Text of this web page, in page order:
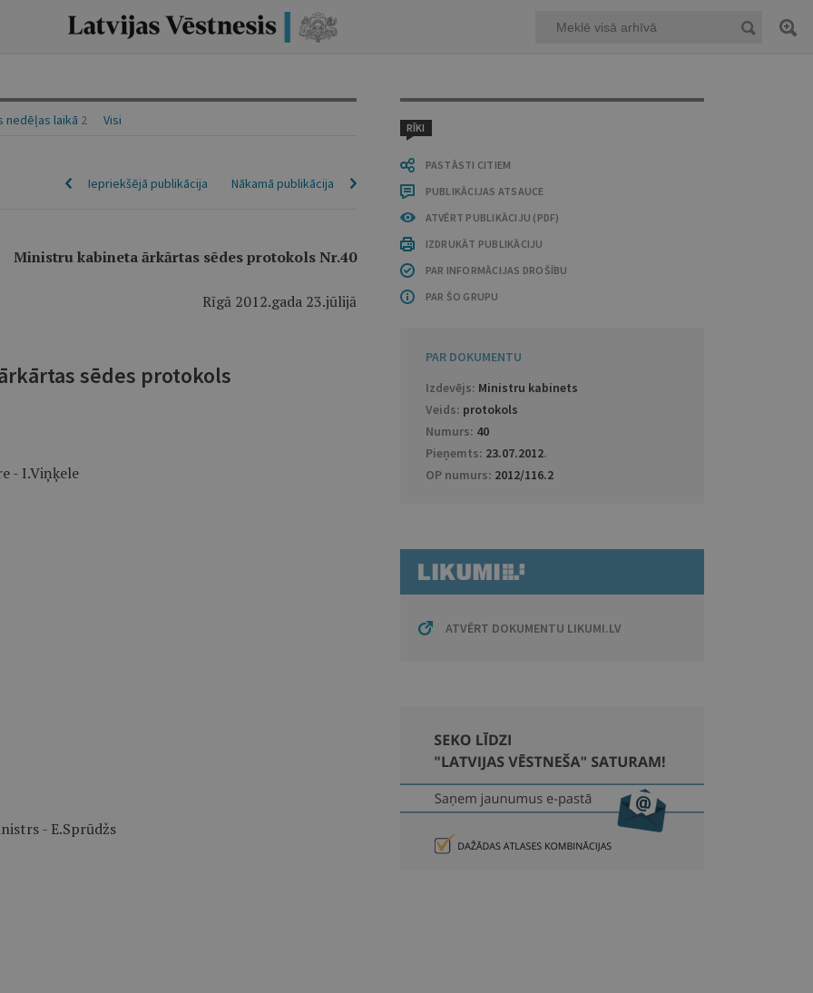
RĪKI
PASTĀSTI CITIEM
PUBLIKĀCIJAS ATSAUCE
ATVĒRT PUBLIKĀCIJU (PDF)
IZDRUKĀT PUBLIKĀCIJU
PAR INFORMĀCIJAS DROŠĪBU
PAR ŠO GRUPU
PAR DOKUMENTU
Izdevējs: Ministru kabinets
Veids: protokols
Numurs: 40
Pieņemts: 23.07.2012.
OP numurs: 2012/116.2
ATVĒRT DOKUMENTU LIKUMI.LV
nedēļas laikā 2 Visi
Nākamā publikācija
Iepriekšējā publikācija
Ministru kabineta ārkārtas sēdes protokols Nr.40
Rīgā 2012.gada 23.jūlijā
sēdes protokols
- I.Viņķele
- E.Sprūdžs